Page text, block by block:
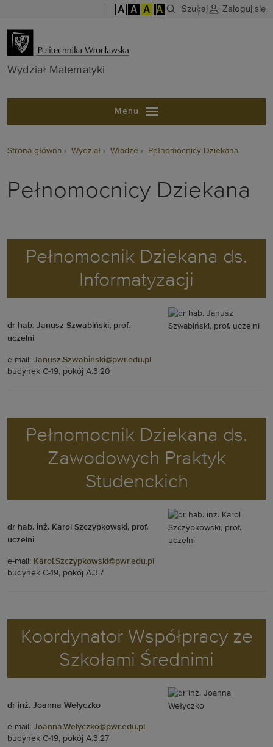
A A A A Szukaj Zaloguj się
Wydział
Wydział Matematyki
Menu
Strona główna Wydział Władze Pełnomocnicy Dziekana
Pełnomocnicy Dziekana
Pełnomocnik Dziekana ds.
Informatyzacji
dr hab. Janusz Szwabiński, prof.
uczelni
e-mail: Janusz.Szwabinski@pwr.edu.pl
budynek C-19, pokój A.3.20
Pełnomocnik Dziekana ds.
Zawodowych Praktyk
Studenckich
dr hab. inż. Karol Szczypkowski, prof.
uczelni
e-mail: Karol.Szczypkowski@pwr.edu.pl
budynek C-19, pokój A.3.7
Koordynator Współpracy ze
Szkołami Średnimi
dr inż. Joanna Wełyczko
e-mail: Joanna.Welyczko@pwr.edu.pl
budynek C-19, pokój A.3.27